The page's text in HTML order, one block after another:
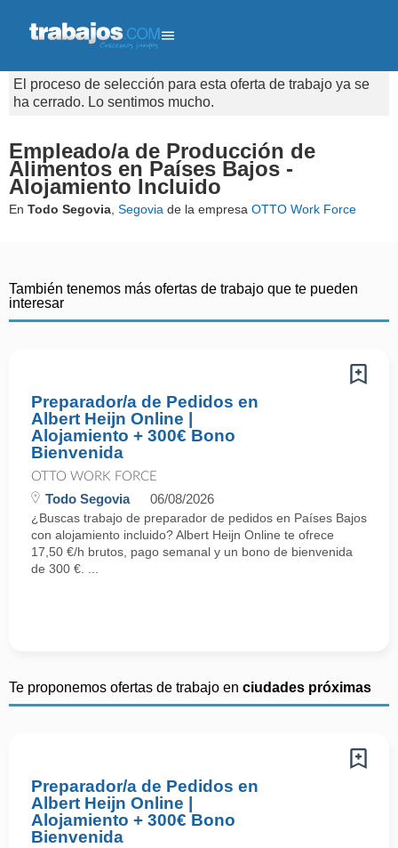
El proceso de selección para esta oferta de trabajo ya se
ha cerrado. Lo sentimos mucho.
Empleado/a de Producción de
Alimentos en Países Bajos -
Alojamiento Incluido
En Todo Segovia Segovia de la empresa OTTO Work Force
También tenemos más ofertas de trabajo que te pueden
interesar
Preparador/a de Pedidos en
Albert Heijn Online |
Alojamiento + 300€ Bono
Bienvenida
OTTO WORK FORCE
Todo Segovia 06/08/2026
¿Buscas trabajo de preparador de pedidos en Países Bajos
con alojamiento incluido? Albert Heijn Online te ofrece
17,50 €/h brutos, pago semanal y un bono de bienvenida
de 300 €. ...
Te proponemos ofertas de trabajo en ciudades próximas
Preparador/a de Pedidos en
Albert Heijn Online |
Alojamiento + 300€ Bono
Bienvenida